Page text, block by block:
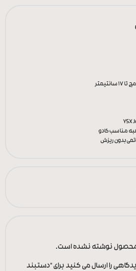
YSX
مناسب کادو
بدون ریزش
محصول نوشته نشده است.
را ارسال می کنید برای “دستبند